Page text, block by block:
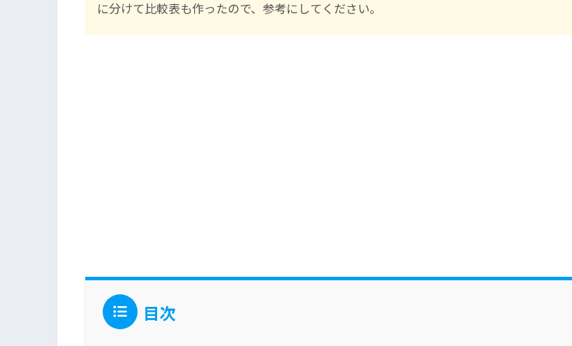
に分けて比較表も作ったので、参考にしてください。
目次